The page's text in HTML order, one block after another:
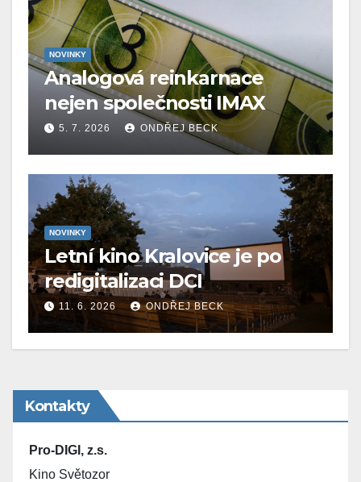
NOVINKY
Analogová reinkarnace
nejen společnosti IMAX
5. 7. 2026 ONDŘEJ BECK
NOVINKY
Letní kino Kralovice je po
redigitalizaci DCI
11. 6. 2026 ONDŘEJ BECK
Kontakty
Pro-DIGI, z.s.
Kino Světozor